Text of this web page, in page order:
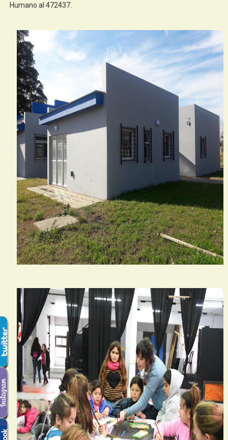
Humano al 472437.